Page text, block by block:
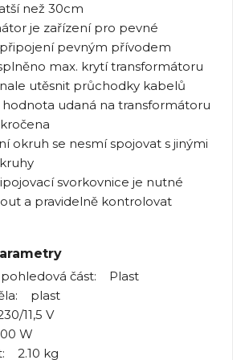
než 30cm
je zařízení pro pevné
pevným přívodem
max. krytí transformátoru
utěsnit průchodky kabelů
udaná na transformátoru
okruh se nesmí spojovat s jinými
svorkovnice je nutné
a pravidelně kontrolovat
část: Plast
plast
11,5 V
W
2.10 kg